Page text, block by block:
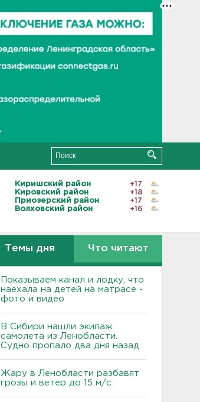
Киришский район
+17
Кировский район
+18
Приозерский район
+17
Волховский район
+16
Темы дня Что читают
Показываем канал и лодку, что
наехала на детей на матрасе -
фото и видео
В Сибири нашли экипаж
самолета из Ленобласти.
Судно пропало два дня назад
Жару в Ленобласти разбавят
грозы и ветер до 15 м/с